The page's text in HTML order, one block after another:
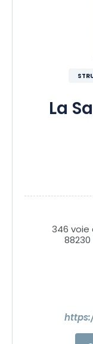
La
346